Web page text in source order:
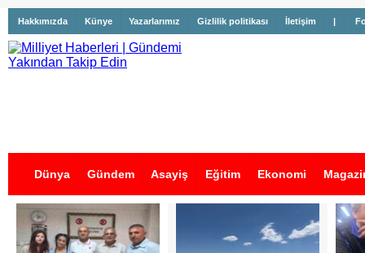
Hakkımızda Künye Yazarlarımız Gizlilik politikası İletişim |
Dünya Gündem Asayiş Eğitim Ekonomi
İş İlanları